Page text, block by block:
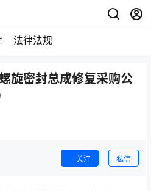
法律法规
旋密封总成修复采购公
关注 私信